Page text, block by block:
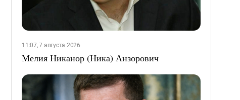
11:07, 7 августа 2026
Мелия Никанор (Ника) Анзорович